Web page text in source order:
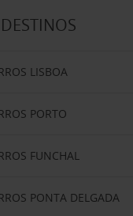
LISBOA
PORTO
FUNCHAL
PONTA DELGADA